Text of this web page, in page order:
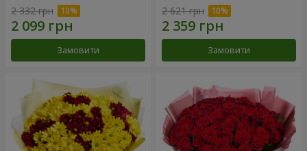
2 332 грн
Замовити
2 621 грн
Замовити